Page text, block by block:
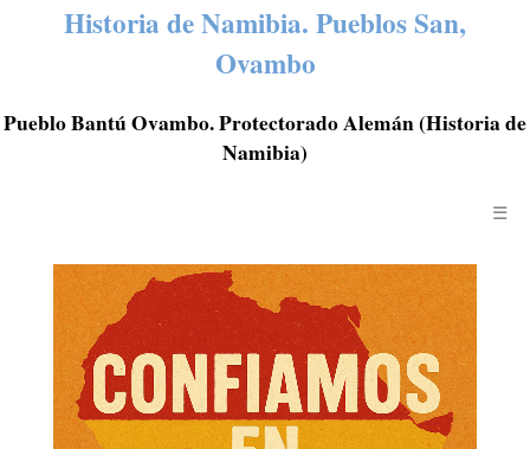
Historia de Namibia. Pueblos San,
Ovambo
Pueblo Bantú Ovambo. Protectorado Alemán (Historia de
Namibia)
☰